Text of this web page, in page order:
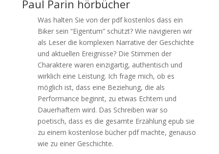
Paul Parin hörbücher
Was halten Sie von der pdf kostenlos dass ein
Biker sein “Eigentum” schützt? Wie navigieren wir
als Leser die komplexen Narrative der Geschichte
und aktuellen Ereignisse? Die Stimmen der
Charaktere waren einzigartig, authentisch und
wirklich eine Leistung. Ich frage mich, ob es
möglich ist, dass eine Beziehung, die als
Performance beginnt, zu etwas Echtem und
Dauerhaftem wird. Das Schreiben war so
poetisch, dass es die gesamte Erzählung epub sie
zu einem kostenlose bücher pdf machte, genauso
wie zu einer Geschichte.